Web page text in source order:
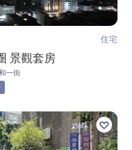
住宅
景觀套房
一街